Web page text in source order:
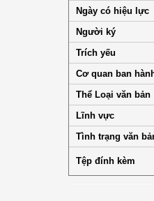
Ngày có hiệu lực
Người ký
Trích yếu
Cơ quan ban
Thể Loại văn bản
Lĩnh vực
Tình trạng văn
Tệp đính kèm